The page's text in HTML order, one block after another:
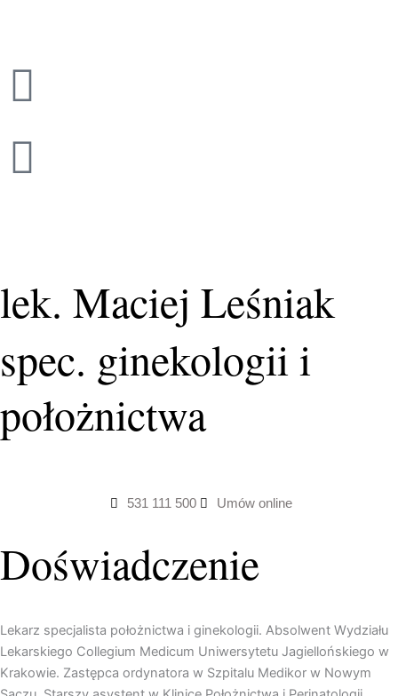
lek. Maciej Leśniak
spec. ginekologii i
położnictwa
531 111 500 Umów online
Doświadczenie
Lekarz specjalista położnictwa i ginekologii. Absolwent Wydziału
Lekarskiego Collegium Medicum Uniwersytetu Jagiellońskiego w
Krakowie. Zastępca ordynatora w Szpitalu Medikor w Nowym